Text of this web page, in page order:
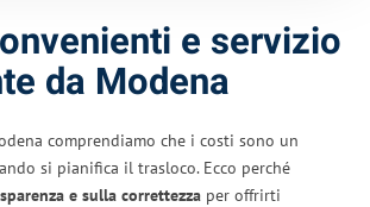
e servizio
da Modena
comprendiamo che i costi sono un
si pianifica il trasloco. Ecco perché
e sulla correttezza per offrirti